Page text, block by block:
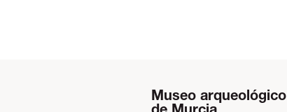
Museo arqueológico
de Murcia